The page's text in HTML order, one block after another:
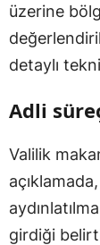
üzerine
detaylı
Adli
Valilik
girdiği